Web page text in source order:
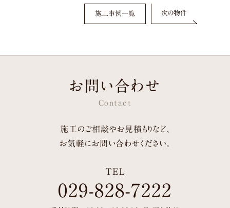
施工事例一覧 次の物件
お問い合わせ
Contact
施工のご相談やお見積もりなど、
お気軽にお問い合わせください。
TEL
029-828-7222